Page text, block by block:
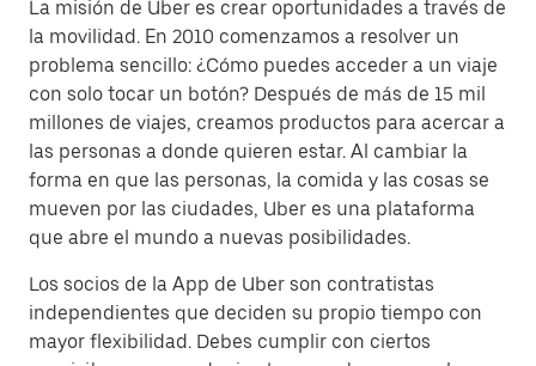
La misión de Uber es crear oportunidades a través de
la movilidad. En 2010 comenzamos a resolver un
problema sencillo: ¿Cómo puedes acceder a un viaje
con solo tocar un botón? Después de más de 15 mil
millones de viajes, creamos productos para acercar a
las personas a donde quieren estar. Al cambiar la
forma en que las personas, la comida y las cosas se
mueven por las ciudades, Uber es una plataforma
que abre el mundo a nuevas posibilidades.
Los socios de la App de Uber son contratistas
independientes que deciden su propio tiempo con
mayor flexibilidad. Debes cumplir con ciertos